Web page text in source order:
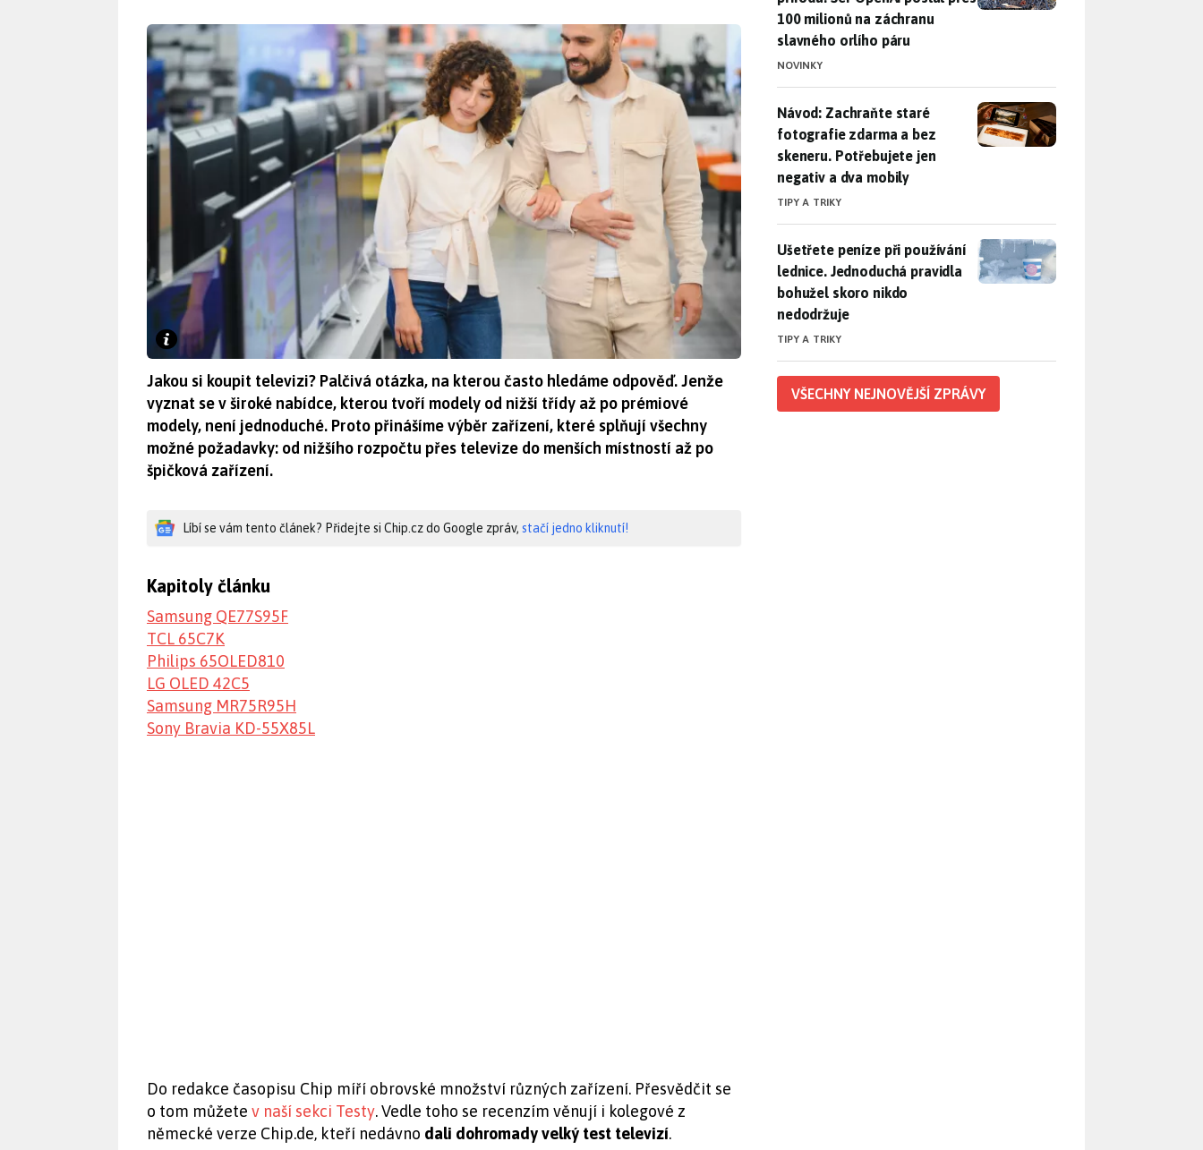
Jakou si koupit televizi? Palčivá otázka, na kterou často hledáme odpověď. Jenže
vyznat se v široké nabídce, kterou tvoří modely od nižší třídy až po prémiové
modely, není jednoduché. Proto přinášíme výběr zařízení, které splňují všechny
možné požadavky: od nižšího rozpočtu přes televize do menších místností až po
špičková zařízení.
Líbí se vám tento článek? Přidejte si Chip.cz do Google zpráv, stačí jedno kliknutí!
Kapitoly článku
Samsung QE77S95F
TCL 65C7K
Philips 65OLED810
LG OLED 42C5
Samsung MR75R95H
Sony Bravia KD-55X85L
Do redakce časopisu Chip míří obrovské množství různých zařízení. Přesvědčit se
o tom můžete v naší sekci Testy. Vedle toho se recenzím věnují i kolegové z
německé verze Chip.de, kteří nedávno dali dohromady velký test televizí.
100 milionů na záchranu
slavného orlího páru
NOVINKY
Návod: Zachraňte staré fotografie zdarma a bez skeneru.
Návod: Zachraňte staré
fotografie zdarma a bez
skeneru. Potřebujete jen
negativ a dva mobily
TIPY A TRIKY
Ušetřete peníze při používání lednice. Jednoduchá pravidla
Ušetřete peníze při používání
lednice. Jednoduchá pravidla
bohužel skoro nikdo
nedodržuje
TIPY A TRIKY
VŠECHNY NEJNOVĚJŠÍ ZPRÁVY